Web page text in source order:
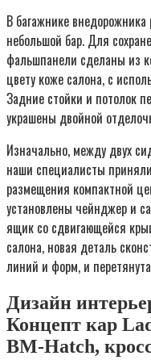
В багажнике
небольшой бар. Для
фальшпанели сделаны из
цвету коже салона, с
Задние стойки и потолок
украшены двойной
Изначально, между двух
наши специалисты
размещения компактной
установлены чейнджер и
ящик со сдвигающейся
салона, новая деталь
линий и форм, и
Дизайн
Концепт кар
BM-Hatch,